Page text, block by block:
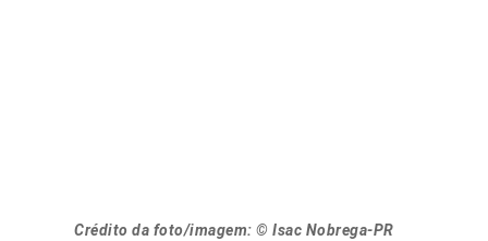
Crédito da foto/imagem: © Isac Nobrega-PR